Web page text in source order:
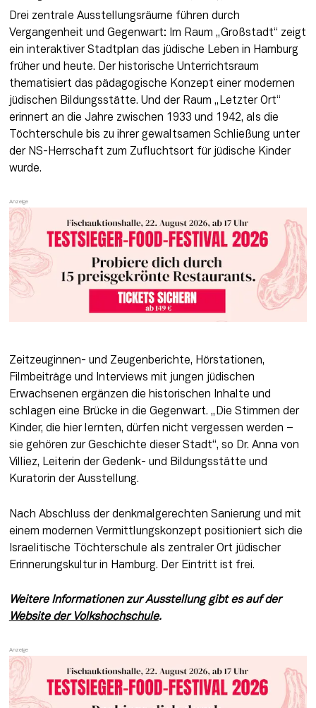
Drei zentrale Ausstellungsräume führen durch
Vergangenheit und Gegenwart: Im Raum „Großstadt“ zeigt
ein interaktiver Stadtplan das jüdische Leben in Hamburg
früher und heute. Der historische Unterrichtsraum
thematisiert das pädagogische Konzept einer modernen
jüdischen Bildungsstätte. Und der Raum „Letzter Ort“
erinnert an die Jahre zwischen 1933 und 1942, als die
Töchterschule bis zu ihrer gewaltsamen Schließung unter
der NS-Herrschaft zum Zufluchtsort für jüdische Kinder
wurde.
Zeitzeuginnen- und Zeugenberichte, Hörstationen,
Filmbeiträge und Interviews mit jungen jüdischen
Erwachsenen ergänzen die historischen Inhalte und
schlagen eine Brücke in die Gegenwart. „Die Stimmen der
Kinder, die hier lernten, dürfen nicht vergessen werden –
sie gehören zur Geschichte dieser Stadt“, so Dr. Anna von
Villiez, Leiterin der Gedenk- und Bildungsstätte und
Kuratorin der Ausstellung.
Nach Abschluss der denkmalgerechten Sanierung und mit
einem modernen Vermittlungskonzept positioniert sich die
Israelitische Töchterschule als zentraler Ort jüdischer
Erinnerungskultur in Hamburg. Der Eintritt ist frei.
Weitere Informationen zur Ausstellung gibt es auf der
Website der Volkshochschule.